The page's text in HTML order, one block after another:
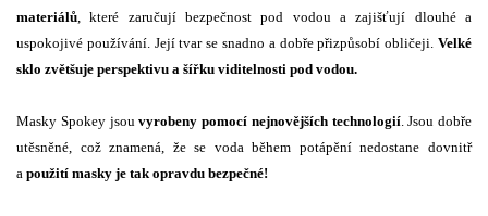
materiálů , které zaručují bezpečnost pod vodou a zajišťují dlouhé a
uspokojivé používání. Její tvar se snadno a dobře přizpůsobí obličeji. Velké
sklo zvětšuje perspektivu a šířku viditelnosti pod vodou.
Masky Spokey jsouvyrobeny pomocí nejnovějších technologií. Jsou dobře
utěsněné, což znamená, že se voda během potápění nedostane dovnitř
a použití masky je tak opravdu bezpečné!